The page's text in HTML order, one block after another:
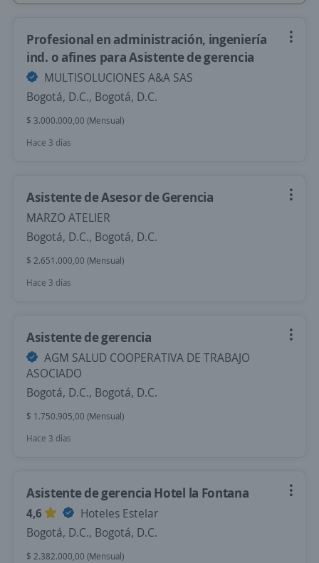
Profesional en administración, ingeniería
ind. o afines para Asistente de gerencia
MULTISOLUCIONES A&A SAS
Bogotá, D.C., Bogotá, D.C.
$ 3.000.000,00 (Mensual)
Hace 3 días
Asistente de Asesor de Gerencia
MARZO ATELIER
Bogotá, D.C., Bogotá, D.C.
$ 2.651.000,00 (Mensual)
Hace 3 días
Asistente de gerencia
AGM SALUD COOPERATIVA DE TRABAJO
ASOCIADO
Bogotá, D.C., Bogotá, D.C.
$ 1.750.905,00 (Mensual)
Hace 3 días
Asistente de gerencia Hotel la Fontana
4,6
Hoteles Estelar
Bogotá, D.C., Bogotá, D.C.
$ 2.382.000,00 (Mensual)